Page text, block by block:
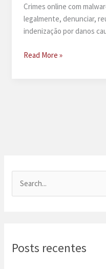
Crimes online com
legalmente, denunciar,
indenização por danos
Crimes
Read More »
iPosts recentes